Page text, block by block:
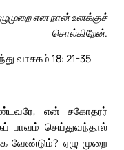
என நான் உனக்குச்
சொல்கிறேன்.
வாசகம் 18: 21-35
என் சகோதரர்
பாவம் செய்துவந்தால்
ஏழு முறை